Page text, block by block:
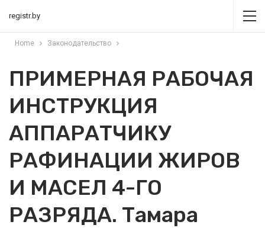
registr.by
Home Законодательство
ПРИМЕРНАЯ РАБОЧАЯ
ИНСТРУКЦИЯ
АППАРАТЧИКУ
РАФИНАЦИИ ЖИРОВ
И МАСЕЛ 4-ГО
РАЗРЯДА. Тамара